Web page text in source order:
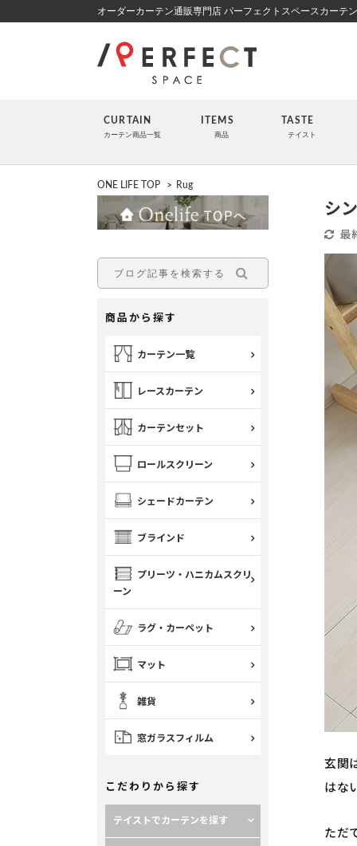
オーダーカーテン通販専門店 パーフェクトスペースカーテ
CURTAIN
カーテン商品一覧
ITEMS
商品
TASTE
テイスト
ONE LIFE TOP > Rug
シ
最
玄関
はな
ただ
商品から探す
カーテン一覧
レースカーテン
カーテンセット
ロールスクリーン
シェードカーテン
ブラインド
プリーツ・ハニカムスクリ
ーン
ラグ・カーペット
マット
雑貨
窓ガラスフィルム
こだわりから探す
テイストでカーテンを探す